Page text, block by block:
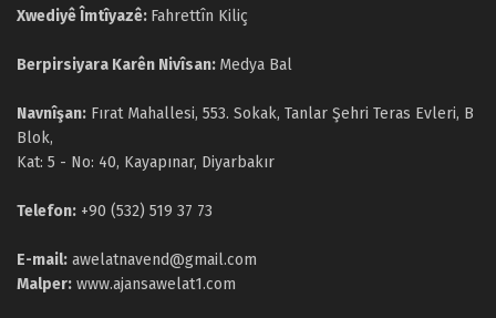
Xwediyê Îmtîyazê: Fahrettîn Kiliç
Berpirsiyara Karên Nivîsan: Medya Bal
Navnîşan: Fırat Mahallesi, 553. Sokak, Tanlar Şehri Teras Evleri, B
Blok,
Kat: 5 - No: 40, Kayapınar, Diyarbakır
Telefon: +90 (532) 519 37 73
E-mail: awelatnavend@gmail.com
Malper: www.ajansawelat1.com